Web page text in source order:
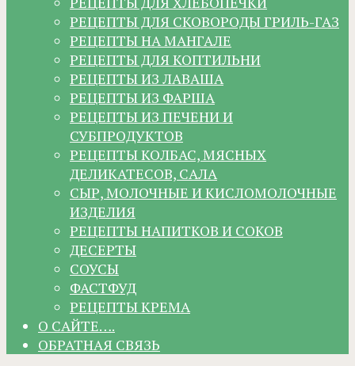
РЕЦЕПТЫ ДЛЯ СКОВОРОДЫ ГРИЛЬ-ГАЗ
РЕЦЕПТЫ НА МАНГАЛЕ
РЕЦЕПТЫ ДЛЯ КОПТИЛЬНИ
РЕЦЕПТЫ ИЗ ЛАВАША
РЕЦЕПТЫ ИЗ ФАРША
РЕЦЕПТЫ ИЗ ПЕЧЕНИ И
СУБПРОДУКТОВ
РЕЦЕПТЫ КОЛБАС, МЯСНЫХ
ДЕЛИКАТЕСОВ, САЛА
СЫР, МОЛОЧНЫЕ И КИСЛОМОЛОЧНЫЕ
ИЗДЕЛИЯ
РЕЦЕПТЫ НАПИТКОВ И СОКОВ
ДЕСЕРТЫ
СОУСЫ
ФАСТФУД
РЕЦЕПТЫ КРЕМА
О САЙТЕ….
ОБРАТНАЯ СВЯЗЬ